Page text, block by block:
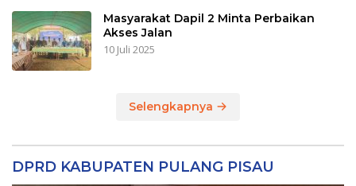
Masyarakat Dapil 2 Minta Perbaikan
Akses Jalan
10 Juli 2025
Selengkapnya
DPRD KABUPATEN PULANG PISAU